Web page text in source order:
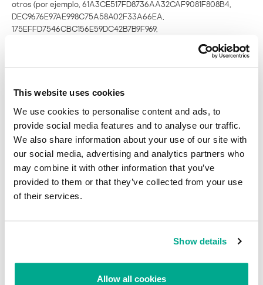
This website uses cookies
We use cookies to personalise content and ads, to
provide social media features and to analyse our traffic.
We also share information about your use of our site with
our social media, advertising and analytics partners who
may combine it with other information that you’ve
provided to them or that they’ve collected from your use
of their services.
Show details
Allow all cookies
otros (por ejemplo, 61A3CE517FD8736AA32CAF9081F808B4,
DEC9676E97AE998C75A58A02F33A66EA,
175EFFD7546CBC156E59DC42B7B9F969,
día-cero de Java detectado con “HEUR:Exploit.Java.Agent.gen”
E646B73C29310C01A097AA0330E24E7B,
32A80AAE1E134AFB3D5C651948DCCC7D) entre otros junto con
la prevención AEP de runtime. Entonces, si ves algunos enlaces a
Virustotal con quejas sobre un escáner al que le falta una porción
de código alterado junto a quejas imprecisas afirmando que “El
antivirus dejó de funcionar” o “El antivirus no puede detectarlo”, no
les des importancia. La verdadera historia de la explotación masiva
del cliente es más compleja que esas quejas. Algunos
investigadores llaman a los diversos puntos en un vector de
algo en lo que históricamente ha fracasado. Quizás este incidente
los presione para acelerar el proceso de publicación de sus